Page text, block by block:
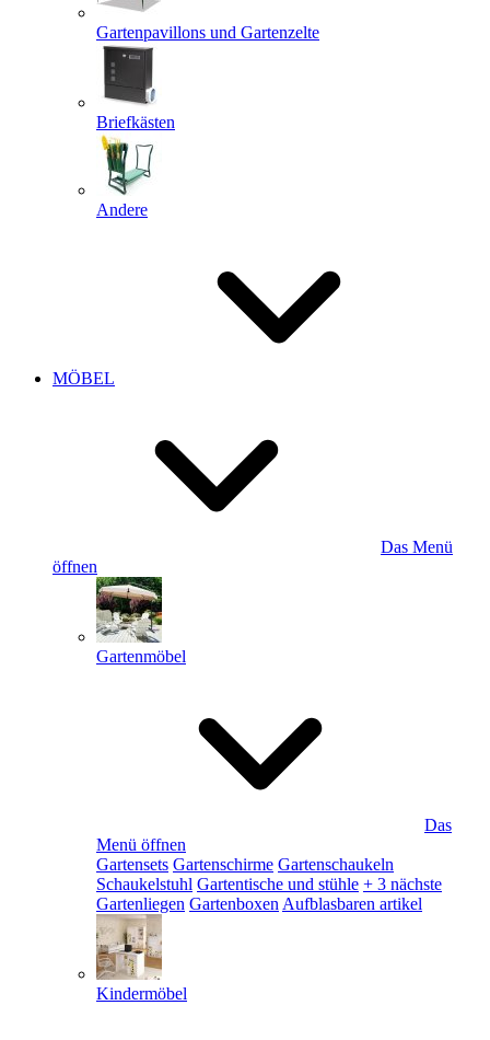
Gartenpavillons und Gartenzelte
Briefkästen
Andere
MÖBEL
Das Menü
öffnen
Gartenmöbel
Das
Menü öffnen
Gartensets Gartenschirme Gartenschaukeln
Schaukelstuhl Gartentische und stühle + 3 nächste
Gartenliegen Gartenboxen Aufblasbaren artikel
Kindermöbel